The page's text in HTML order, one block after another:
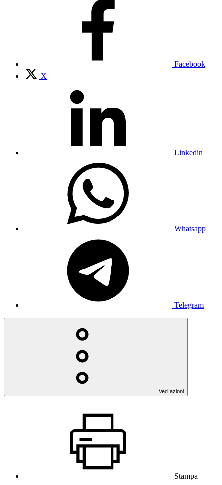
Facebook
X
Linkedin
Whatsapp
Telegram
Vedi azioni
Stampa